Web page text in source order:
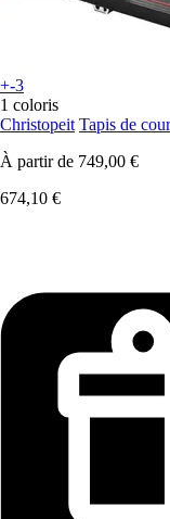
+-3
1 coloris
Christopeit Tapis de
À partir de 749,00 €
674,10 €